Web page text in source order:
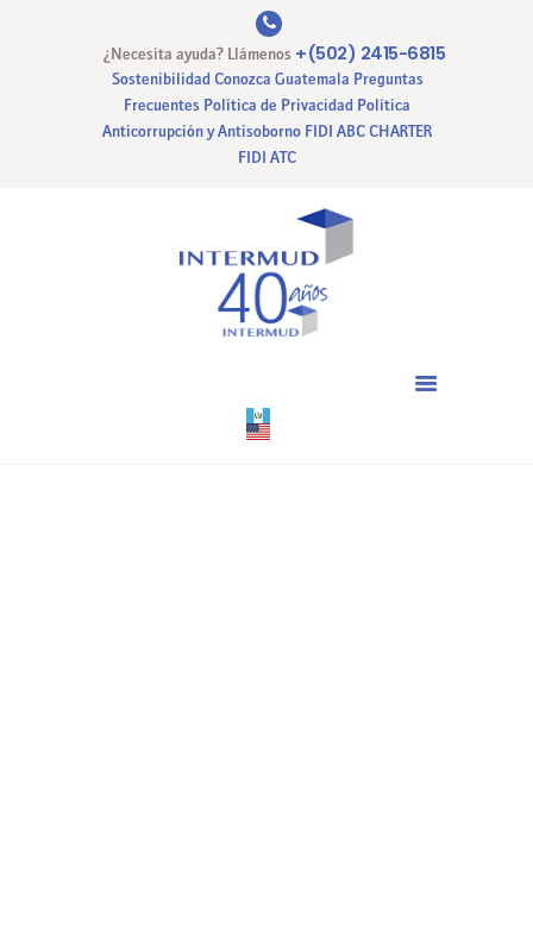
¿Necesita ayuda? Llámenos +(502) 2415-6815
Sostenibilidad Conozca Guatemala Preguntas
Frecuentes Política de Privacidad Política
Anticorrupción y Antisoborno FIDI ABC CHARTER
FIDI ATC
CERTIFICACIONES
PAGO EN LINEA